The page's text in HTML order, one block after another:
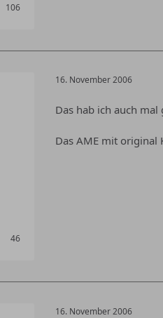
106
46
16. November 2006
Das hab ich auch mal
Das AME mit original
16. November 2006